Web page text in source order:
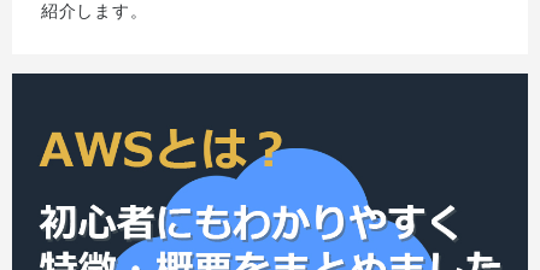
紹介します。